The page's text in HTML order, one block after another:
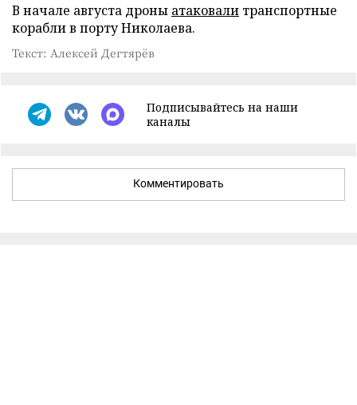
В начале августа дроны атаковали транспортные
корабли в порту Николаева.
Текст: Алексей Дегтярёв
Подписывайтесь на наши
каналы
Комментировать